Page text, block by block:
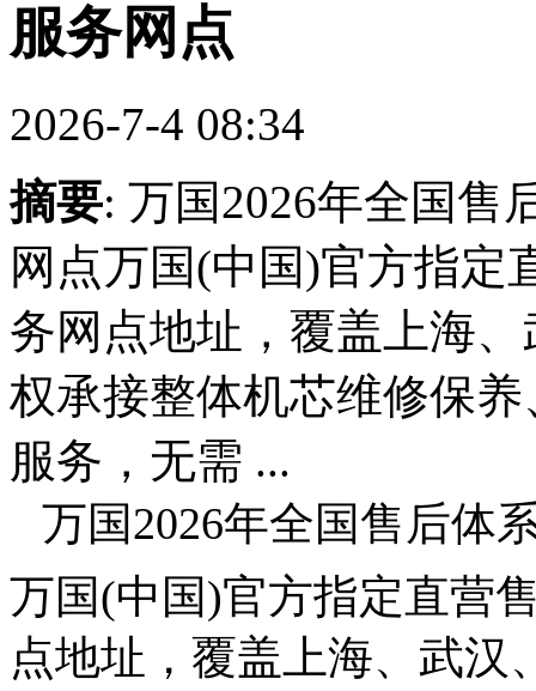
服务网点
2026-7-4 08:34
摘要: 万国2026年全国售
网点万国(中国)官方指定
务网点地址，覆盖上海
权承接整体机芯维修保
服务，无需 ...
万国2026年全国售后体
万国(中国)官方指定直营
点地址，覆盖上海、武汉